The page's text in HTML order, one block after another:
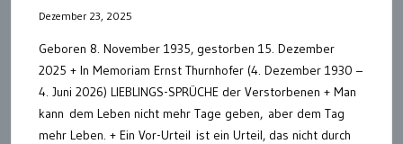
Dezember 23, 2025
Geboren 8. November 1935, gestorben 15. Dezember
2025 + In Memoriam Ernst Thurnhofer (4. Dezember 1930 –
4. Juni 2026) LIEBLINGS-SPRÜCHE der Verstorbenen + Man
kann dem Leben nicht mehr Tage geben, aber dem Tag
mehr Leben. + Ein Vor-Urteil ist ein Urteil, das nicht durch